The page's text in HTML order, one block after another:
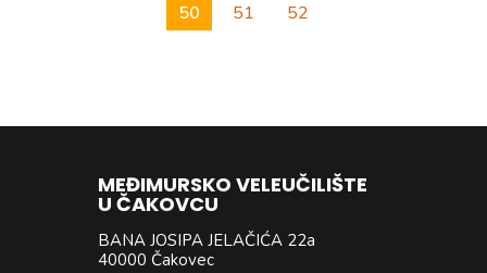
50
51 52
MEĐIMURSKO VELEUČILIŠTE
U ČAKOVCU
BANA JOSIPA JELAČIĆA 22a
40000 Čakovec